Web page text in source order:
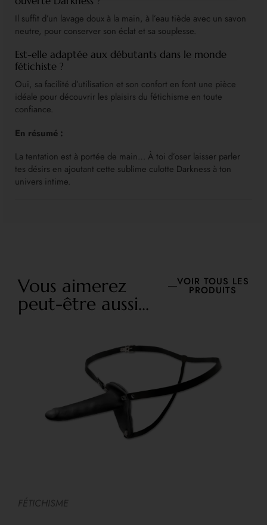
Il suffit d’un lavage doux à la main, à l’eau tiède avec un savon
neutre, pour conserver son éclat et sa souplesse.
Est-elle adaptée aux débutants dans le monde
fétichiste ?
Oui, sa facilité d’utilisation et son confort en font une pièce
idéale pour découvrir les plaisirs du fétichisme en toute
confiance.
En résumé :
La tentation est à portée de main… À toi d’oser laisser parler
tes désirs en ajoutant cette sublime culotte Darkness à ton
univers intime.
Vous aimerez
peut-être aussi...
VOIR TOUS LES
PRODUITS
FÉTICHISME